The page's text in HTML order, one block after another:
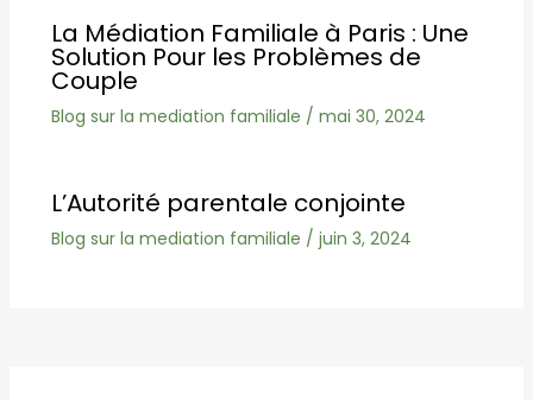
La Médiation Familiale à Paris : Une
Solution Pour les Problèmes de
Couple
Blog sur la mediation familiale / mai 30, 2024
L’Autorité parentale conjointe
Blog sur la mediation familiale / juin 3, 2024